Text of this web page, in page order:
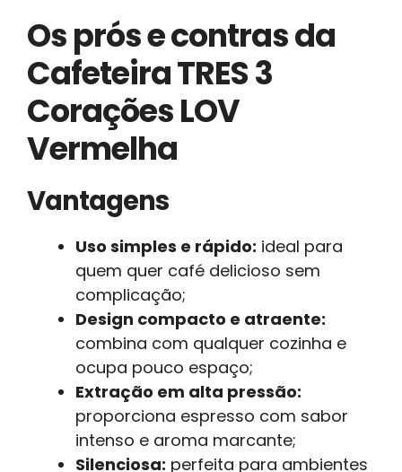
Os prós e contras da
Cafeteira TRES 3
Corações LOV
Vermelha
Vantagens
Uso simples e rápido: ideal para
quem quer café delicioso sem
complicação;
Design compacto e atraente:
combina com qualquer cozinha e
ocupa pouco espaço;
Extração em alta pressão:
proporciona espresso com sabor
intenso e aroma marcante;
Silenciosa: perfeita para ambientes